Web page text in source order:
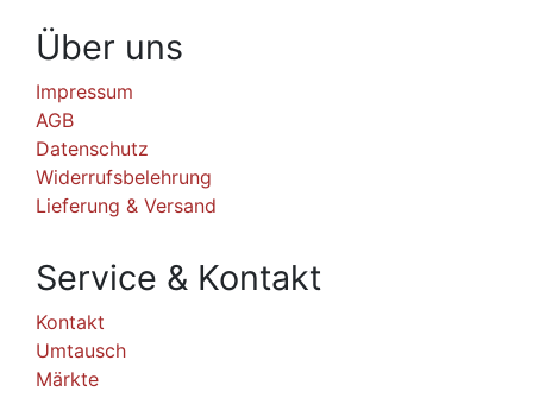
Über uns
Impressum
AGB
Datenschutz
Widerrufsbelehrung
Lieferung & Versand
Service & Kontakt
Kontakt
Umtausch
Märkte